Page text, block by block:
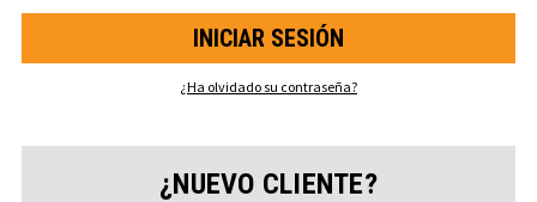
¿Ha olvidado su contraseña?
¿NUEVO CLIENTE?